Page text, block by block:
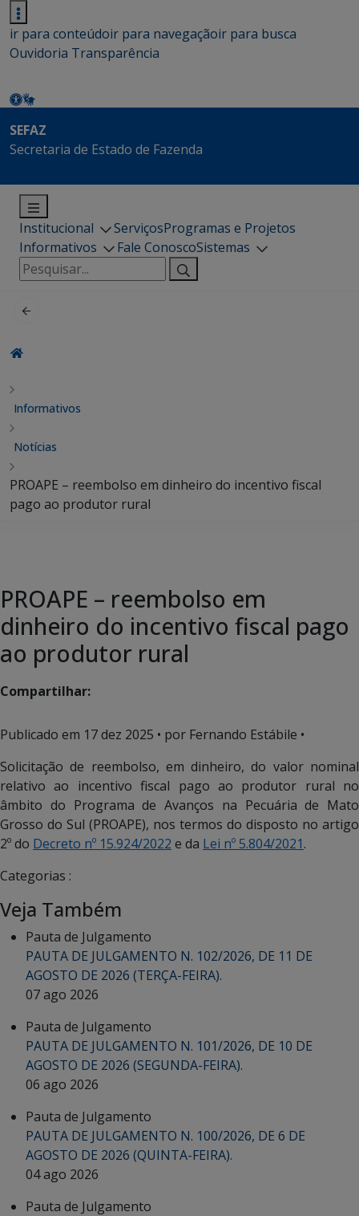
ir para conteúdoir para navegaçãoir para busca
Ouvidoria Transparência
SEFAZ
Secretaria de Estado de Fazenda
Institucional ServiçosProgramas e Projetos
Informativos
Fale ConoscoSistemas
Pesquisar
por:
Informativos
Notícias
PROAPE – reembolso em dinheiro do incentivo fiscal
pago ao produtor rural
PROAPE – reembolso em
dinheiro do incentivo fiscal pago
ao produtor rural
Compartilhar:
Publicado em 17 dez 2025 • por Fernando Estábile •
Solicitação de reembolso, em dinheiro, do valor nominal
relativo ao incentivo fiscal pago ao produtor rural no
âmbito do Programa de Avanços na Pecuária de Mato
Grosso do Sul (PROAPE), nos termos do disposto no artigo
2º do Decreto nº 15.924/2022 e da Lei nº 5.804/2021.
Categorias :
Veja Também
Pauta de Julgamento
PAUTA DE JULGAMENTO N. 102/2026, DE 11 DE
AGOSTO DE 2026 (TERÇA-FEIRA).
07 ago 2026
Pauta de Julgamento
PAUTA DE JULGAMENTO N. 101/2026, DE 10 DE
AGOSTO DE 2026 (SEGUNDA-FEIRA).
06 ago 2026
Pauta de Julgamento
PAUTA DE JULGAMENTO N. 100/2026, DE 6 DE
AGOSTO DE 2026 (QUINTA-FEIRA).
04 ago 2026
Pauta de Julgamento